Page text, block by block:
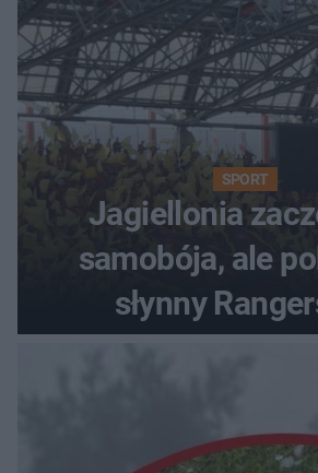
SPORT
Jagiellonia
samobója, ale
słynny